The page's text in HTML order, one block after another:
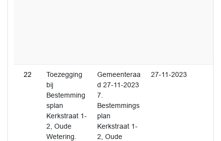
22
Toezegging
bij
Bestemming
splan
Kerkstraat 1-
2, Oude
Wetering.
Gemeenteraa
d 27-11-2023
7.
Bestemmings
plan
Kerkstraat 1-
2, Oude
27-11-2023